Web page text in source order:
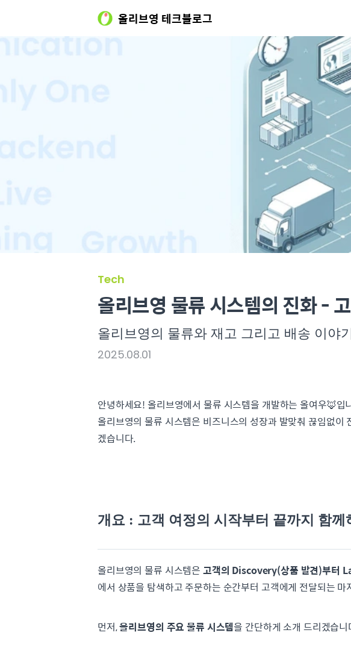
올리브영 테크블로그
Tech
올리브영 물류 시스템의 진화 -
올리브영의 물류와 재고 그리고 배송 이야
2025.08.01
안녕하세요! 올리브영에서 물류 시스템을 개발하는 올여우🦊입
올리브영의 물류 시스템은 비즈니스의 성장과 발맞춰 끊임없
겠습니다.
개요 : 고객 여정의 시작부터 끝까지 함께
올리브영의 물류 시스템은 고객의 Discovery(상품 발견)부터
에서 상품을 탐색하고 주문하는 순간부터 고객에게 전달되는
먼저,올리브영의 주요 물류 시스템을 간단하게 소개 드리겠습니